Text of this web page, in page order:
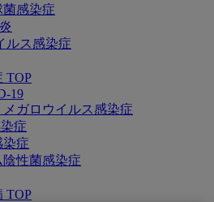
菌感染症
ルス感染症
TOP
19
メガロウイルス感染症
症
染症
陰性菌感染症
TOP